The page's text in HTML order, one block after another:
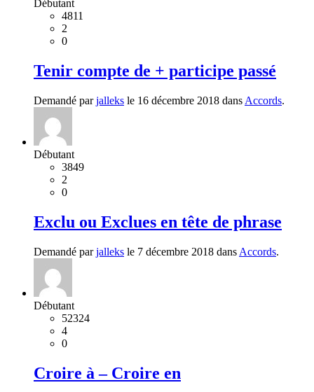
Débutant
4811
2
0
Tenir compte de + participe passé
Demandé parjalleks le 16 décembre 2018 dans Accords.
Débutant
3849
2
0
Exclu ou Exclues en tête de phrase
Demandé parjalleks le 7 décembre 2018 dans Accords.
Débutant
52324
4
0
Croire à – Croire en